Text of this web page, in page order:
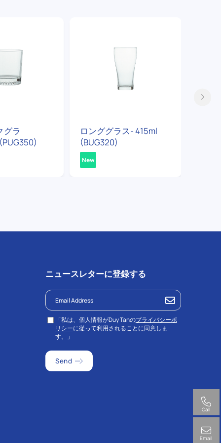
グラ
ロンググラス- 415ml
(BUG320)
New
ニュースレターに登録する
「私は、個人情報がDuy Tanのプライバシーポ
リシーに従って利用されることに同意しま
す。」
Call
Email